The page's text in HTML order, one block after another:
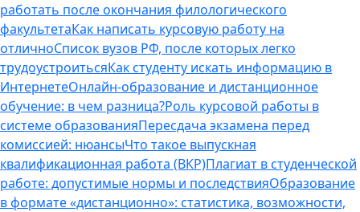
работать после окончания филологического
факультетаКак написать курсовую работу на
отличноСписок вузов РФ, после которых легко
трудоустроитьсяКак студенту искать информацию в
ИнтернетеОнлайн-образование и дистанционное
обучение: в чем разница?Роль курсовой работы в
системе образованияПересдача экзамена перед
комиссией: нюансыЧто такое выпускная
квалификационная работа (ВКР)Плагиат в студенческой
работе: допустимые нормы и последствияОбразование
в формате «дистанционно»: статистика, возможности,